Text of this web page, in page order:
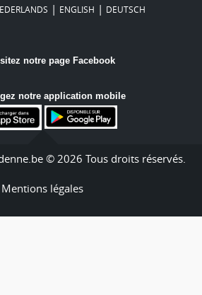
| ENGLISH | DEUTSCH
notre page Facebook
notre application mobile
© 2026 Tous droits réservés.
Mentions légales